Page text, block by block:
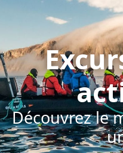
Découvrez le